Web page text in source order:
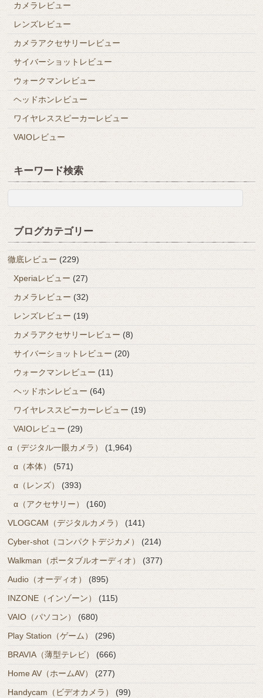
カメラレビュー
レンズレビュー
カメラアクセサリーレビュー
サイバーショットレビュー
ウォークマンレビュー
ヘッドホンレビュー
ワイヤレススピーカーレビュー
VAIOレビュー
キーワード検索
ブログカテゴリー
徹底レビュー (229)
Xperiaレビュー (27)
カメラレビュー (32)
レンズレビュー (19)
カメラアクセサリーレビュー (8)
サイバーショットレビュー (20)
ウォークマンレビュー (11)
ヘッドホンレビュー (64)
ワイヤレススピーカーレビュー (19)
VAIOレビュー (29)
α（デジタル一眼カメラ）
(1,964)
α（本体）
(571)
α（レンズ）
(393)
α（アクセサリー）
(160)
VLOGCAM（デジタルカメラ）
(141)
Cyber-shot（コンパクトデジカメ）
(214)
Walkman（ポータブルオーディオ）
(377)
Audio（オーディオ）
(895)
INZONE（インゾーン）
(115)
VAIO（パソコン）
(680)
Play Station（ゲーム）
(296)
BRAVIA（薄型テレビ） (666)
Home AV（ホームAV） (277)
Handycam（ビデオカメラ）
(99)